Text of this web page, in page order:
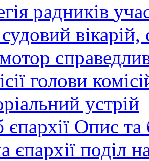
радників
судовий вікарій,
голови
устрій
єпархії Опис та
єпархії поділ